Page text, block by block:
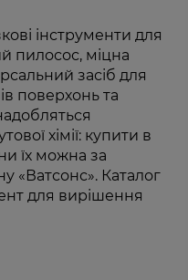
інструменти для
пилосос, міцна
засіб для
поверхонь та
хімії: купити в
їх можна за
«Ватсонс». Каталог
для вирішення